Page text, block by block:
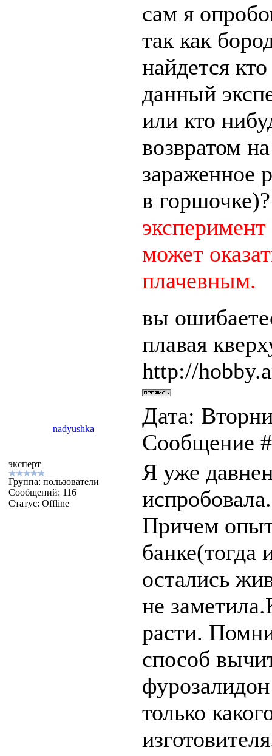
сам я
так как
найдется
данный
или кто
возвратом
зараженное
в
может
плачевным.
вы
плавая
http://
nadyushka
Дата:
Сообщение
эксперт
Группа: пользователи
Сообщений: 116
Статус: Offline
Я уже
Причем
остались
не
расти.
способ
только